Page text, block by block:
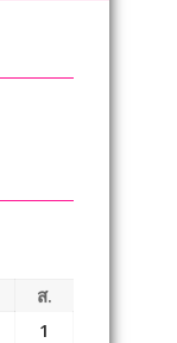
ส.
1